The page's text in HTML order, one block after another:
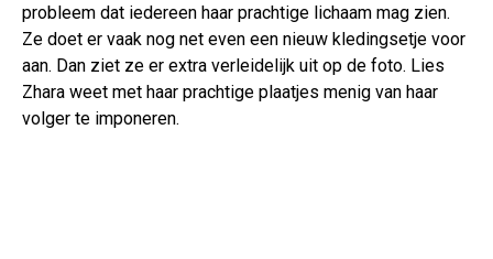
probleem dat iedereen haar prachtige lichaam mag zien.
Ze doet er vaak nog net even een nieuw kledingsetje voor
aan. Dan ziet ze er extra verleidelijk uit op de foto. Lies
Zhara weet met haar prachtige plaatjes menig van haar
volger te imponeren.